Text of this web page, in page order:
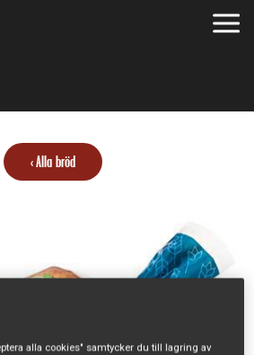
Alla bröd
alla cookies" samtycker du till lagring av